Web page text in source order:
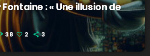
: « Une illusion de
38 2 3